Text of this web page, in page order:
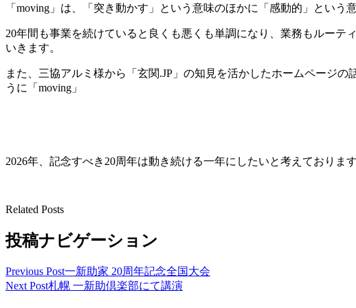
「moving」は、「突き動かす」という意味のほかに「感動的」という
20年間も事業を続けていると良くも悪くも単調になり、業務もルーテ
いきます。
また、三協アルミ様から「玄関.JP」の知見を活かしたホームページ
うに「moving」
2026年、記念すべき20周年は動き続ける一年にしたいと考えております
Related Posts
投稿ナビゲーション
Previous Post一新助家 20周年記念全国大会
Next Post札幌 一新助倶楽部にて講演